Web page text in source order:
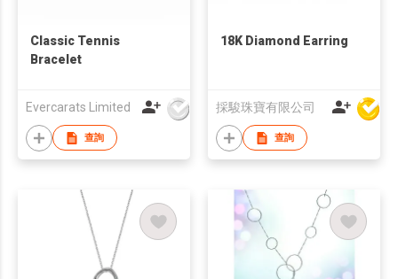
Classic Tennis
Bracelet
Evercarats Limited
查詢
18K Diamond Earring
採駿珠寶有限公司
查詢